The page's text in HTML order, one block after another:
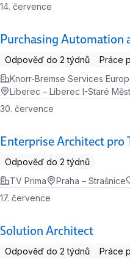
Purchasing Automation
14. července
Odpověď do 2 týdnů
Práce
Knorr-Bremse Services
Liberec – Liberec I-Staré
Enterprise Architect pro
30. července
Odpověď do 2 týdnů
TV Prima
Praha – Strašnice
Solution Architect
17. července
Odpověď do 2 týdnů
Práce